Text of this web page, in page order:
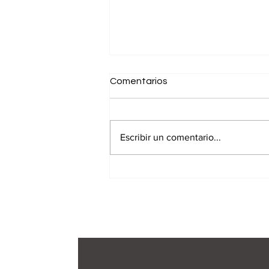
Comentarios
Escribir un comentario...